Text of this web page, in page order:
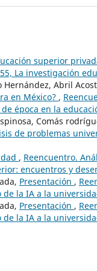
superior
La investigación
Hernández, Abril
en México? ,
época en la
Comás
de problemas
, Reencuentro.
encuentros y
Presentación ,
la IA a la
Presentación ,
la IA a la